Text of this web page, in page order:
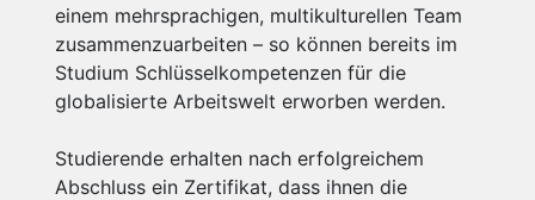
einem mehrsprachigen, multikulturellen Team
zusammenzuarbeiten – so können bereits im
Studium Schlüsselkompetenzen für die
globalisierte Arbeitswelt erworben werden.
Studierende erhalten nach erfolgreichem
Abschluss ein Zertifikat, dass ihnen die